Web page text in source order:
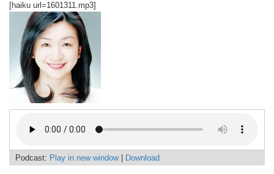
[haiku url=1601311.mp3]
Podcast: Play in new window| Download